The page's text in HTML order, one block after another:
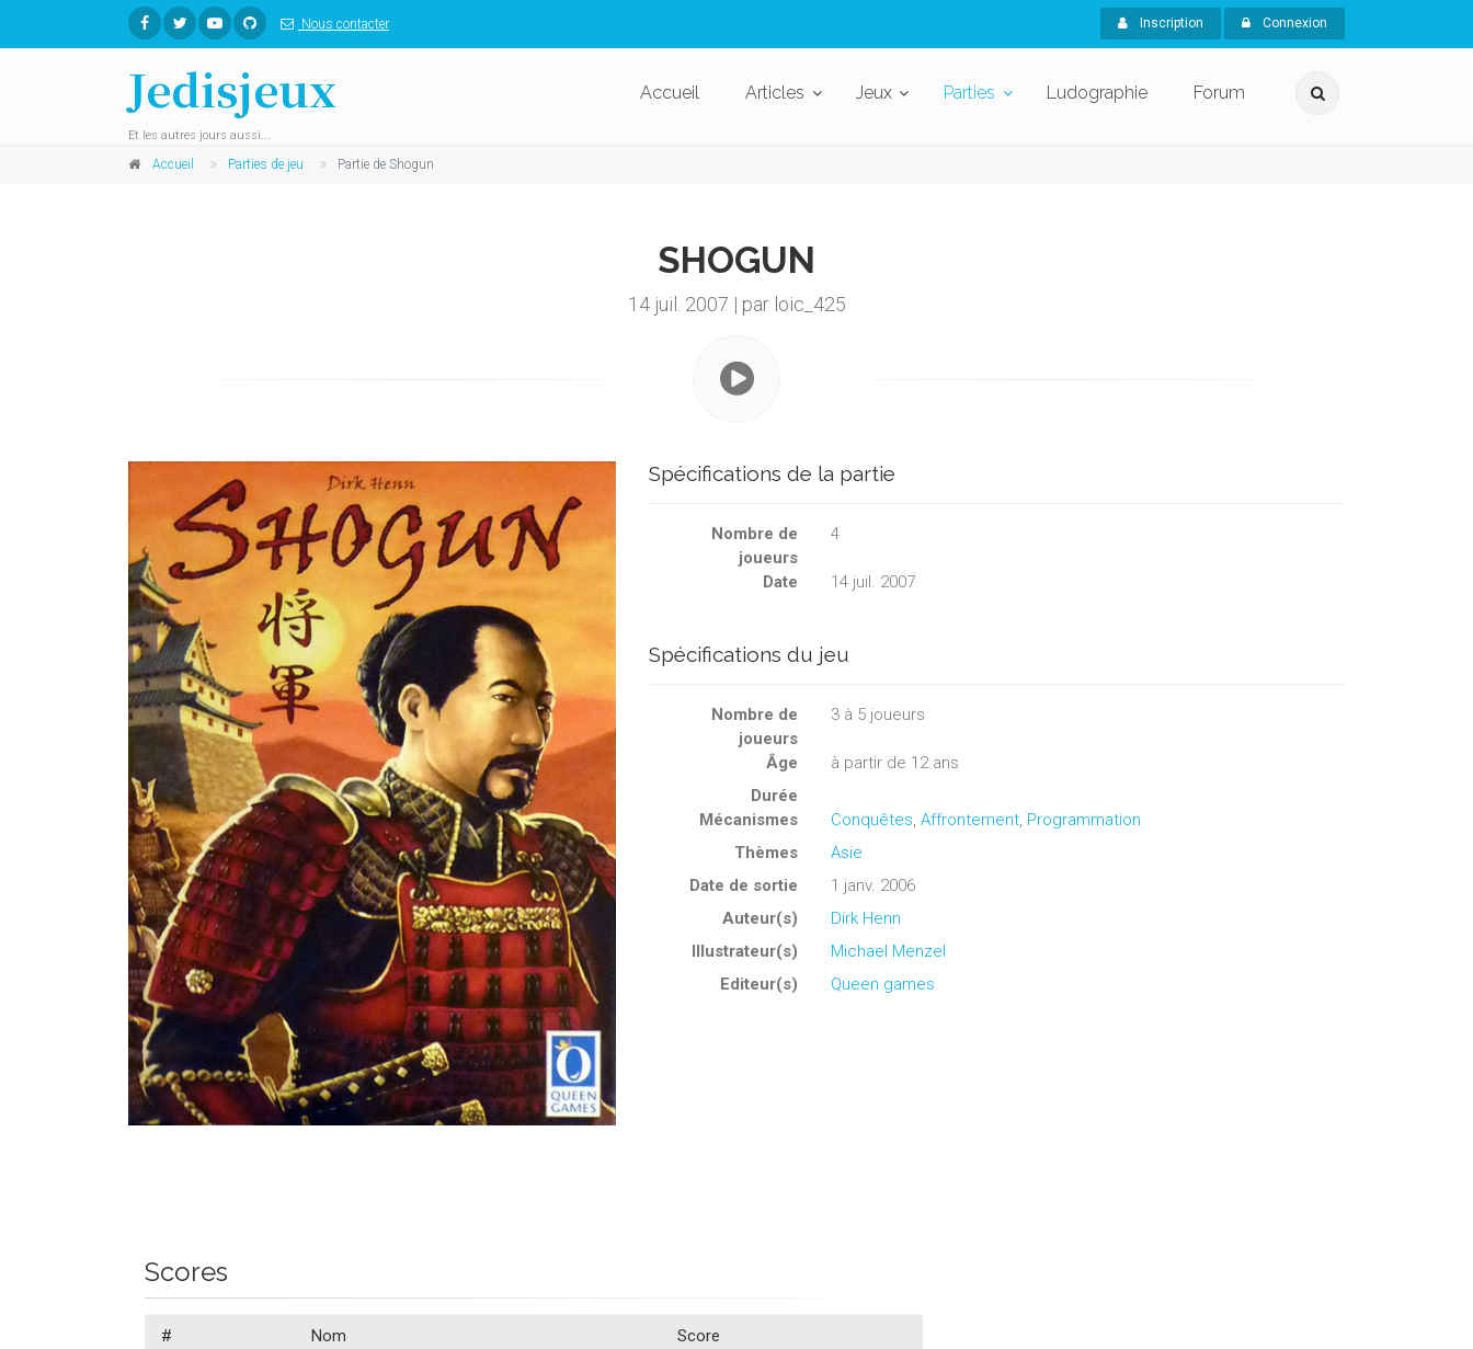
Nous contacter Inscription Connexion
Jedisjeux
Et les autres jours aussi...
Accueil Articles Jeux Parties Ludographie Forum
Accueil Parties de jeu Partie de Shogun
SHOGUN
14 juil. 2007 | par loic_425
Spécifications de la partie
Nombre de
joueurs
4
Date 14 juil. 2007
Spécifications du jeu
Nombre de
joueurs
3 à 5 joueurs
Âge
à partir de 12 ans
Durée
Mécanismes
Conquêtes,Affrontement, Programmation
Thèmes
Asie
Date de sortie
1 janv. 2006
Auteur(s)
Dirk Henn
Illustrateur(s)
Michael Menzel
Editeur(s)
Queen games
Scores
# Nom Score